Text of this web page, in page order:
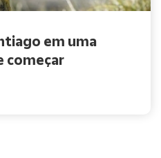
em uma
começar